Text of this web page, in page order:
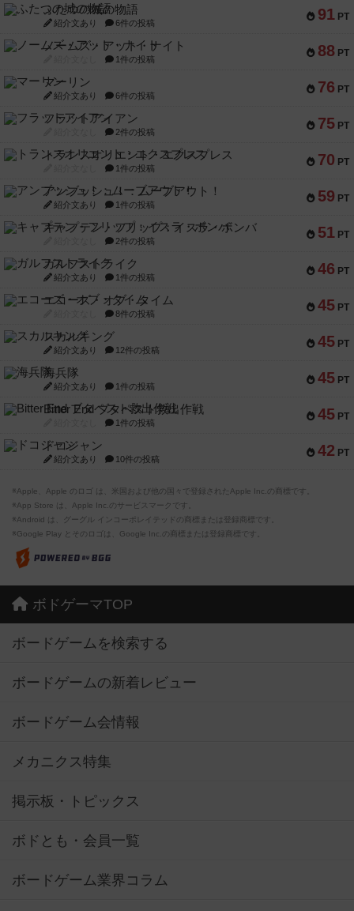
91 PT
ふたつの城の物語
紹介文あり 6件の投稿
88 PT
ノームズ・アット・ナイト
1件の投稿
76 PT
マーリン
紹介文あり 6件の投稿
75 PT
フラットアイアン
2件の投稿
70 PT
トランスオリエント・エクスプレス
1件の投稿
59 PT
アンブッシュ！：ムーブアウト！
紹介文あり 1件の投稿
51 PT
キャプテン・フリップ：イスラ・ボンバ
2件の投稿
46 PT
ガルフストライク
紹介文あり 1件の投稿
45 PT
エコーズ・オブ・タイム
8件の投稿
45 PT
スカルキング
紹介文あり 12件の投稿
45 PT
海兵隊
紹介文あり 1件の投稿
45 PT
Bitter End ブタペスト救出作戦
1件の投稿
42 PT
ドコジャン
紹介文あり 10件の投稿
※Apple、Apple のロゴ は、米国および他の国々で登録されたApple Inc.の商標です。
※App Store は、Apple Inc.のサービスマークです。
※Android は、グーグル インコーポレイテッドの商標または登録商標です。
※Google Play とそのロゴは、Google Inc.の商標または登録商標です。
ボドゲーマTOP
ボードゲームを検索する
ボードゲームの新着レビュー
ボードゲーム会情報
メカニクス特集
掲示板・トピックス
ボドとも・会員一覧
ボードゲーム業界コラム